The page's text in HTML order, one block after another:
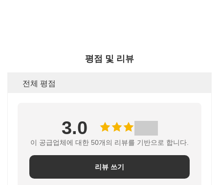
평점 및 리뷰
전체 평점
3.0
이 공급업체에 대한 50개의 리뷰를 기반으로 합니다.
리뷰 쓰기